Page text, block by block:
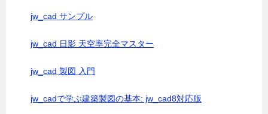
jw_cad サンプル
jw_cad 日影 天空率完全マスター
jw_cad 製図 入門
jw_cadで学ぶ建築製図の基本: jw_cad8対応版